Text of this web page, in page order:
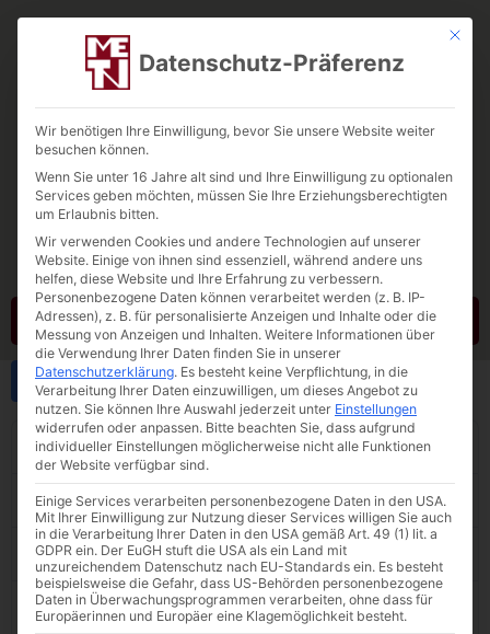
Tebbe-Neuenhaus
Quarzsand. Quarzkies. Testra®R
Kontakt
Download
Download
Dateigröße 383.84 KB
Datei-Anzahl
Erstellungsdatum 23. Mai 2025
Mit
Datenschutz-Präferenz
Wir benötigen Ihre Einwilligung, bevor Sie unsere Website weiter
besuchen können.
Wenn Sie unter 16 Jahre alt sind und Ihre Einwilligung zu optionalen
Services geben möchten, müssen Sie Ihre Erziehungsberechtigten
um Erlaubnis bitten.
Wir verwenden Cookies und andere Technologien auf unserer
Website. Einige von ihnen sind essenziell, während andere uns
helfen, diese Website und Ihre Erfahrung zu verbessern.
Personenbezogene Daten können verarbeitet werden (z. B. IP-
Adressen), z. B. für personalisierte Anzeigen und Inhalte oder die
Messung von Anzeigen und Inhalten. Weitere Informationen über
die Verwendung Ihrer Daten finden Sie in unserer
Datenschutzerklärung. Es besteht keine Verpflichtung, in die
Verarbeitung Ihrer Daten einzuwilligen, um dieses Angebot zu
nutzen. Sie können Ihre Auswahl jederzeit unter Einstellungen
widerrufen oder anpassen. Bitte beachten Sie, dass aufgrund
individueller Einstellungen möglicherweise nicht alle Funktionen
der Website verfügbar sind.
Einige Services verarbeiten personenbezogene Daten in den USA.
Mit Ihrer Einwilligung zur Nutzung dieser Services willigen Sie auch
in die Verarbeitung Ihrer Daten in den USA gemäß Art. 49 (1) lit. a
GDPR ein. Der EuGH stuft die USA als ein Land mit
unzureichendem Datenschutz nach EU-Standards ein. Es besteht
beispielsweise die Gefahr, dass US-Behörden personenbezogene
Daten in Überwachungsprogrammen verarbeiten, ohne dass für
Europäerinnen und Europäer eine Klagemöglichkeit besteht.